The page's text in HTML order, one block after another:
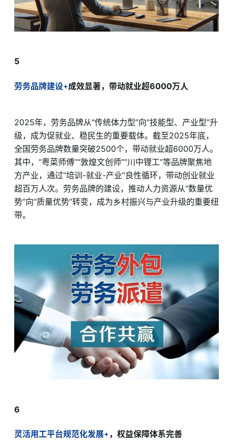
5
劳务品牌建设 成效显著，带动就业超6000万人
2025年，劳务品牌从“传统体力型”向“技能型、产业型”升
级，成为促就业、稳民生的重要载体。截至2025年底，
全国劳务品牌数量突破2500个，带动就业超6000万人。
其中，“粤菜师傅”“敦煌文创师”“川中锂工”等品牌聚焦地
方产业，通过“培训-就业-产业”良性循环，带动创业就业
超百万人次。劳务品牌的建设，推动人力资源从“数量优
势”向“质量优势”转变，成为乡村振兴与产业升级的重要纽
带。
6
灵活用工平台规范化发展 ，权益保障体系完善